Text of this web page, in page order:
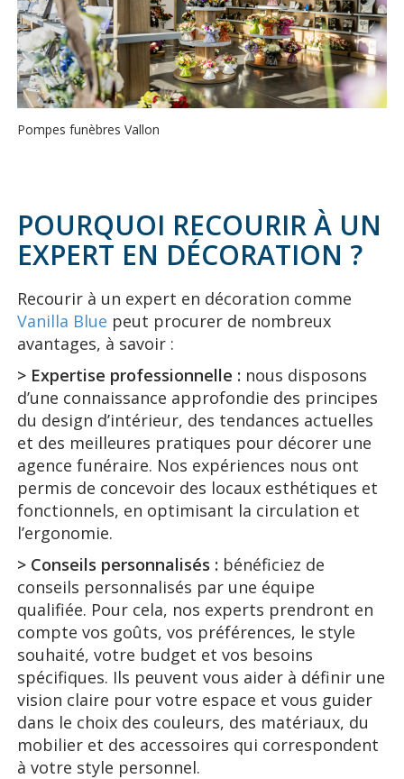
Pompes funèbres Vallon
POURQUOI RECOURIR À UN
EXPERT EN DÉCORATION ?
Recourir à un expert en décoration comme
Vanilla Blue peut procurer de nombreux
avantages, à savoir :
> Expertise professionnelle : nous disposons
d’une connaissance approfondie des principes
du design d’intérieur, des tendances actuelles
et des meilleures pratiques pour décorer une
agence funéraire. Nos expériences nous ont
permis de concevoir des locaux esthétiques et
fonctionnels, en optimisant la circulation et
l’ergonomie.
> Conseils personnalisés : bénéficiez de
conseils personnalisés par une équipe
qualifiée. Pour cela, nos experts prendront en
compte vos goûts, vos préférences, le style
souhaité, votre budget et vos besoins
spécifiques. Ils peuvent vous aider à définir une
vision claire pour votre espace et vous guider
dans le choix des couleurs, des matériaux, du
mobilier et des accessoires qui correspondent
à votre style personnel.